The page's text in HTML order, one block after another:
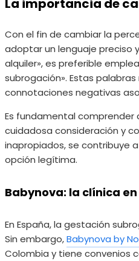
Con el fin de cambiar la
adoptar un lenguaje preciso
alquiler», es preferible
subrogación». Estas
connotaciones negativas
Es fundamental comprender
cuidadosa consideración y
inapropiados, se contribuye
opción legítima.
Babynova: la clínica
En España, la gestación
Sin embargo,Babynova by
Colombia y tiene convenios